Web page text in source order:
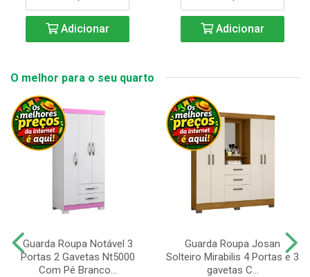
Adicionar Adicionar
O melhor para o seu quarto
Guarda Roupa Notável 3
Portas 2 Gavetas Nt5000
Com Pé Branco...
Guarda Roupa Josan
Solteiro Mirabilis 4 Portas e 3
gavetas C...